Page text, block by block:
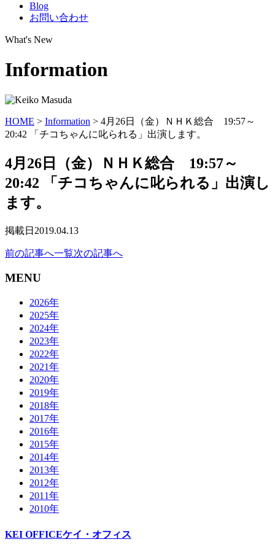
Blog
お問い合わせ
What's New
Information
HOME > Information > 4月26日（金）ＮＨＫ総合 19:57～
20:42 「チコちゃんに叱られる」出演します。
4月26日（金）ＮＨＫ総合 19:57～
20:42 「チコちゃんに叱られる」出演し
ます。
掲載日 2019.04.13
前の記事へ一覧次の記事へ
MENU
2026年
2025年
2024年
2023年
2022年
2021年
2020年
2019年
2018年
2017年
2016年
2015年
2014年
2013年
2012年
2011年
2010年
KEI OFFICEケイ・オフィス